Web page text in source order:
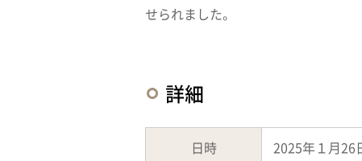
せら
詳細
日時 2025年１月26